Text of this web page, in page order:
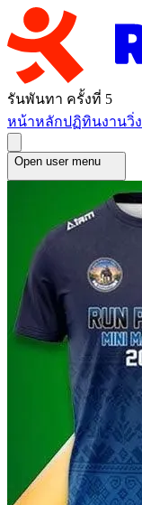
รันพันทา ครั้งที่ 5
หน้าหลักปฏิทินงานวิ่ง
Open user menu